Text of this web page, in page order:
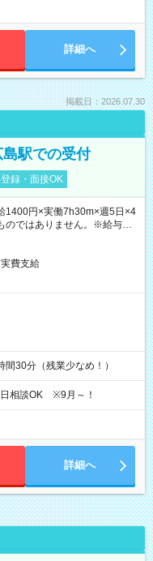
詳細へ
掲載日：2026.07.30
駅での受付
録・面接OK
円×実働7h30m×週5日×4
ではありません。※給与即
）
費支給
30分（残業少なめ！）
相談OK ※9月～！
詳細へ